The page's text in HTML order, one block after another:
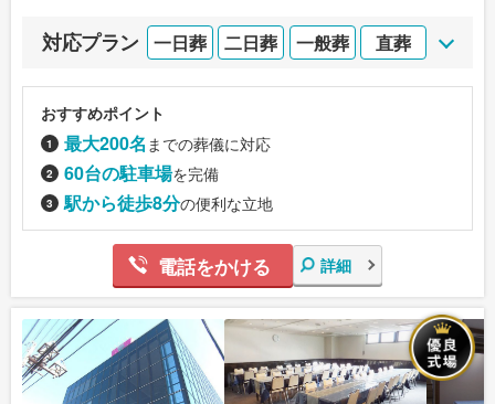
対応プラン 一日葬 二日葬 一般葬 直葬
おすすめポイント
最大200名 までの葬儀に対応
60台の駐車場を完備
駅から徒歩8分の便利な立地
電話をかける 詳細